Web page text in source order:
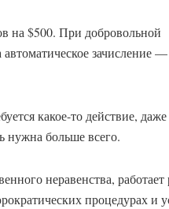
на $500. При добровольной
зачисление
какое-то действие, даже
нужна больше всего.
неравенства, работает
процедурах и